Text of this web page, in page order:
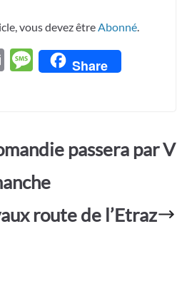
vous devez être Abonné
E
M
es
e
Share
g
er
passera par V
route de l’Etraz